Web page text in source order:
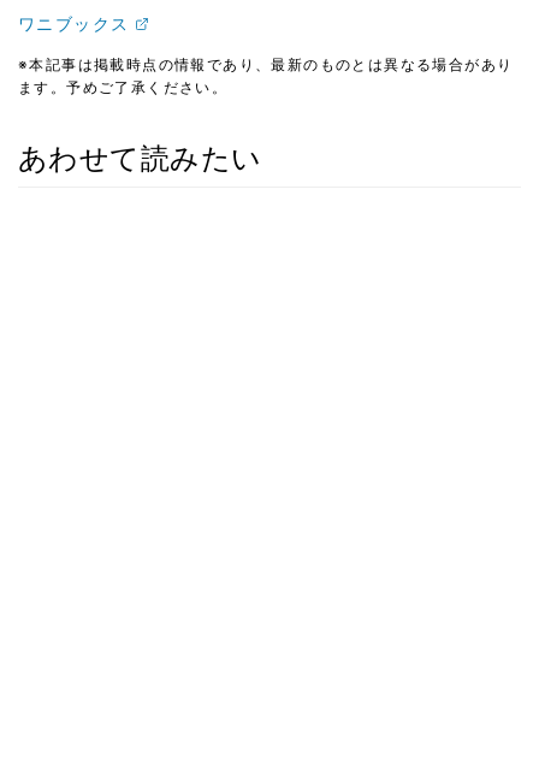
ワニブックス
※本記事は掲載時点の情報であり、最新のものとは異なる場合があり
ます。予めご了承ください。
あわせて読みたい